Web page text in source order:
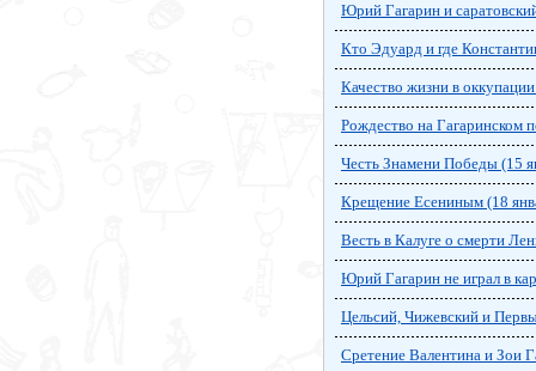
Юрий Гагарин и
Кто Эдуард и где
Качество жизни в
Рождество на Гагаринском
Честь Знамени Победы (15
Крещение Есениным (18
Весть в Калуге о смерти
Юрий Гагарин не играл в
Цельсий, Чижевский и
Сретение Валентина и Зои